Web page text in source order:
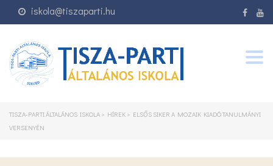
iskola@tiszaparti.hu
TISZA-PARTI ÁLTALÁNOS ISKOLA > HÍREK > ELSŐS SIKER A MOZAIK KIADÓ TANULMÁNYI
VERSENYÉN